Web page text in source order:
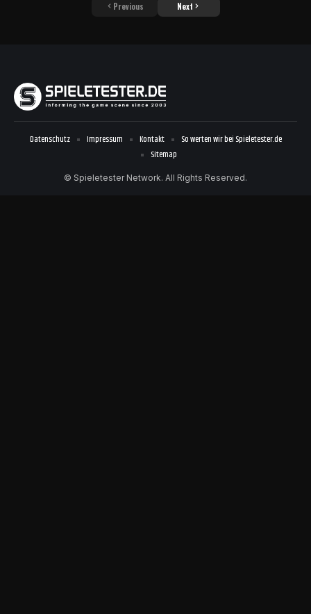
Previous Next
© Spieletester Network. All Rights Reserved.
Datenschutz Impressum Kontakt
So werten wir bei Spieletester.de
Sitemap